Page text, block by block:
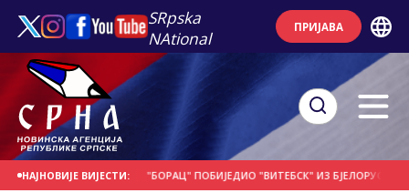
SRpska
NAtional
ПРИЈАВА
НАЈНОВИЈЕ ВИЈЕСТИ:
НА ДАНАШЊИ ДАН "БОРАЦ" ПОБИЈЕДИО "ВИТЕБСК" ИЗ БЈЕЛОРУСИЈЕ